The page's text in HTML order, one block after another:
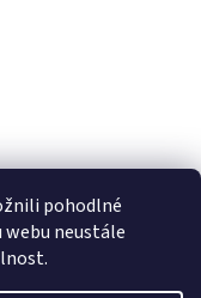
pohodlné
neustále